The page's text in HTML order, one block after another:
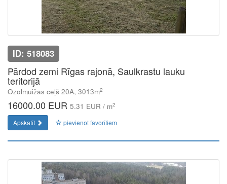
ID: 518083
Pārdod zemi Rīgas rajonā, Saulkrastu lauku
teritorijā
Ozolmuižas ceļš 20A, 3013m2
16000.00 EUR 5.31 EUR / m2
Apskatīt pievienot favorītiem